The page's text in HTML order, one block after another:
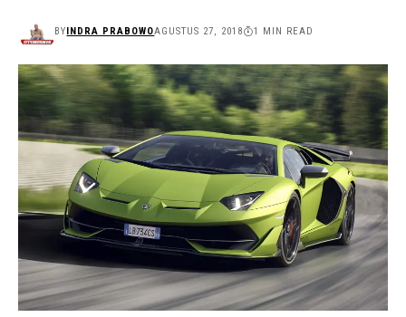
BYINDRA PRABOWOAGUSTUS 27, 2018 1 MIN READ